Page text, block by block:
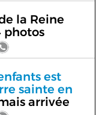
la Reine
photos
est
sainte en
arrivée